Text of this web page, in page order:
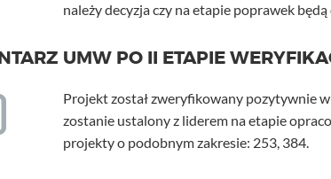
należy decyzja czy na etapie poprawek będą
UMW PO II ETAPIE
Projekt został zweryfikowany pozytywnie
zostanie ustalony z liderem na etapie
projekty o podobnym zakresie: 253, 384.